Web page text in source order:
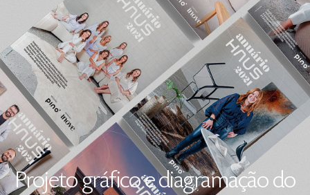
Projeto gráfico e diagramação do